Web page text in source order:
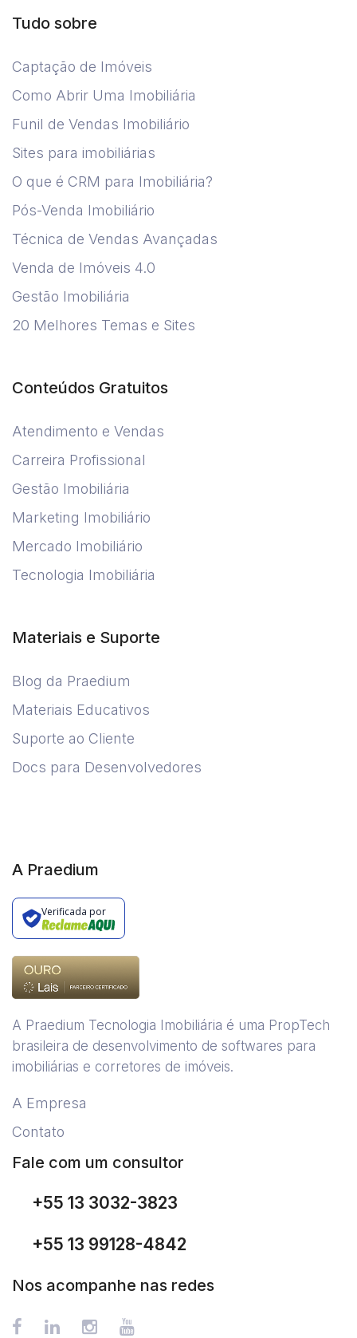
Tudo sobre
Captação de Imóveis
Como Abrir Uma Imobiliária
Funil de Vendas Imobiliário
Sites para imobiliárias
O que é CRM para Imobiliária?
Pós-Venda Imobiliário
Técnica de Vendas Avançadas
Venda de Imóveis 4.0
Gestão Imobiliária
20 Melhores Temas e Sites
Conteúdos Gratuitos
Atendimento e Vendas
Carreira Profissional
Gestão Imobiliária
Marketing Imobiliário
Mercado Imobiliário
Tecnologia Imobiliária
Materiais e Suporte
Blog da Praedium
Materiais Educativos
Suporte ao Cliente
Docs para Desenvolvedores
A Praedium
Verificada por
A Praedium Tecnologia Imobiliária é uma PropTech
brasileira de desenvolvimento de softwares para
imobiliárias e corretores de imóveis.
A Empresa
Contato
Fale com um consultor
+55 13 3032-3823
+55 13 99128-4842
Nos acompanhe nas redes